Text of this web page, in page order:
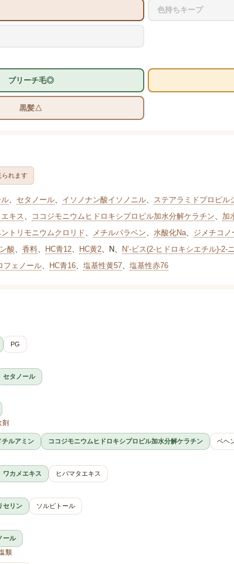
色持ちキープ
ブリーチ毛◎
黒髪△
られます
、 セタノール、 イソノナン酸イソノニル、 ステアラミドプロピル
キス、 ココジモニウムヒドロキシプロピル加水分解ケラチン、 加
トリモニウムクロリド、 メチルパラベン、 水酸化Na、 ジメチコノ
酸、 香料、 HC青12、 HC黄2、 N、 N’-ビス(2-ヒドロキシエチル)-2-
フェノール、 HC青16、 塩基性黄57、 塩基性赤76
PG
セタノール
チルアミン ココジモニウムヒドロキシプロピル加水分解ケラチン
ベヘ
ワカメエキス
ヒバマタエキス
セリン
ソルビトール
ール
類